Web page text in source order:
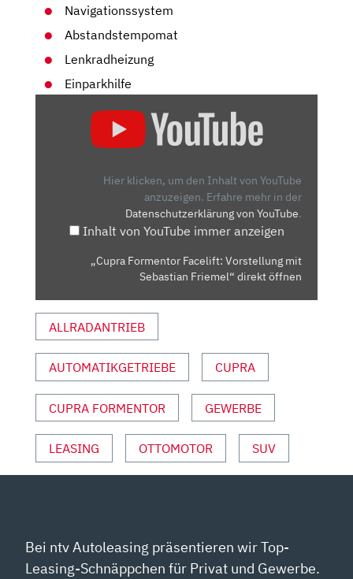
Navigationssystem
Abstandstempomat
Lenkradheizung
Einparkhilfe
FORMENTOR
FACELIFT:
Hier klicken, um den Inhalt von YouTube
anzuzeigen. Erfahre mehr in der
Datenschutzerklärung von YouTube.
Inhalt von YouTube immer anzeigen
„Cupra Formentor Facelift: Vorstellung mit
Sebastian Friemel“ direkt öffnen
ALLRADANTRIEB
AUTOMATIKGETRIEBE CUPRA
CUPRA FORMENTOR GEWERBE
LEASING OTTOMOTOR SUV
Bei ntv Autoleasing präsentieren wir Top-
Leasing-Schnäppchen für Privat und Gewerbe.